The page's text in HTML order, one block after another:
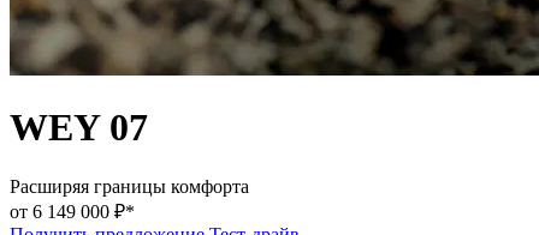
WEY 07
Расширяя границы комфорта
от 6 149 000 ₽*